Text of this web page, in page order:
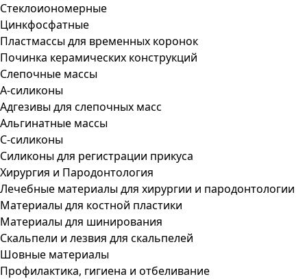
Стеклоиономерные
Цинкфосфатные
Пластмассы для временных коронок
Починка керамических конструкций
Слепочные массы
А-силиконы
Адгезивы для слепочных масс
Альгинатные массы
С-силиконы
Силиконы для регистрации прикуса
Хирургия и Пародонтология
Лечебные материалы для хирургии и пародонтологии
Материалы для костной пластики
Материалы для шинирования
Скальпели и лезвия для скальпелей
Шовные материалы
Профилактика, гигиена и отбеливание